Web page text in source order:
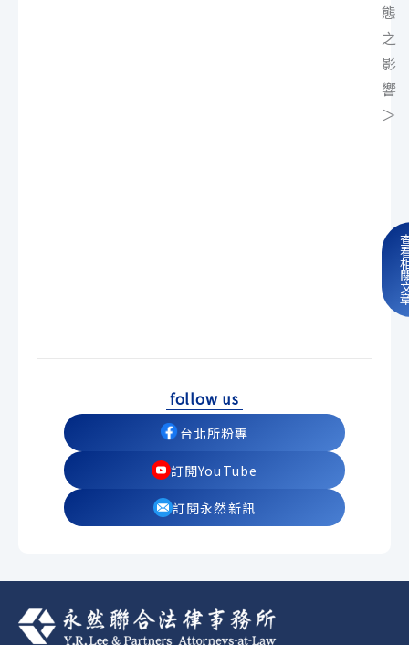
態
之
影
響
＞
follow us
台北所粉專
訂閱YouTube
訂閱永然新訊